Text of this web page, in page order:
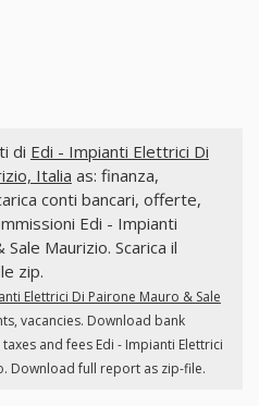
di Edi - Impianti Elettrici Di
Italia as: finanza,
conti bancari, offerte,
Edi - Impianti
Maurizio. Scarica il
zip.
Elettrici Di Pairone Mauro & Sale
vacancies. Download bank
and fees Edi - Impianti Elettrici
Download full report as zip-file.